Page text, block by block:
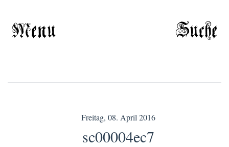
Menu Suche
Freitag, 08. April 2016
sc00004ec7